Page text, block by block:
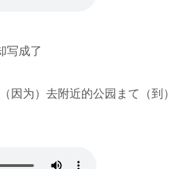
写成了
因为）去附近的公园まて（到）